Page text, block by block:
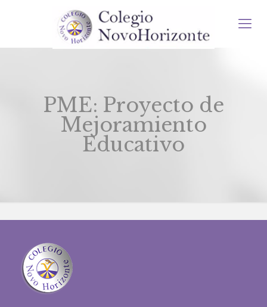
PME: Proyecto de
Mejoramiento
Educativo